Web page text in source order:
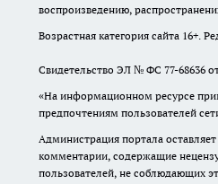
воспроизведению,
Возрастная категория сайта 16+.
Свидетельство ЭЛ № ФС 77-68636
«На информационном ресурсе
предпочтениям пользователей
Администрация портала
комментарии, содержащие
пользователей, не соблюдающих